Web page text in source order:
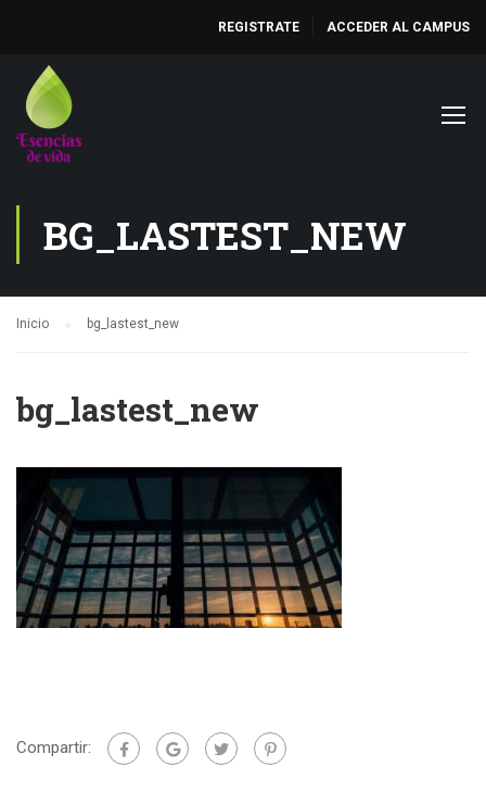
REGISTRATE ACCEDER AL CAMPUS
BG_LASTEST_NEW
Inicio bg_lastest_new
bg_lastest_new
Compartir: